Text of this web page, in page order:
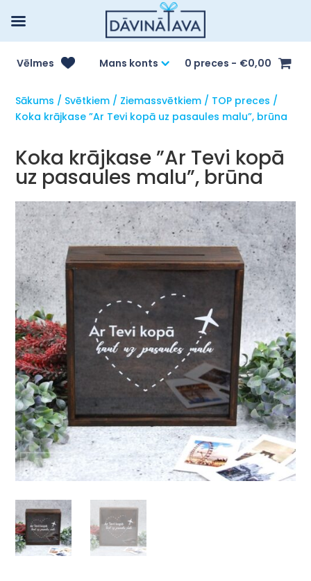
Vēlmes Mans konts 0 preces €0,00
Sākums / Svētkiem / Ziemassvētkiem / TOP preces /
Koka krājkase ”Ar Tevi kopā uz pasaules malu”, brūna
Koka krājkase ”Ar Tevi kopā
uz pasaules malu”, brūna